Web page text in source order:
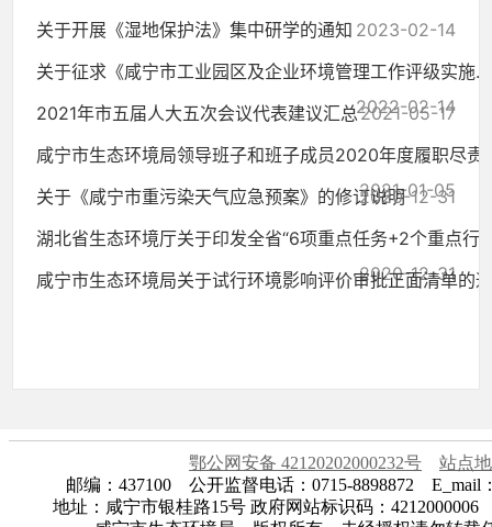
关于开展《湿地保护法》集中研学的通知 2023-02-14
关于征求《咸宁市工业园区及企业环境管理工作评级实施...
2022-02-14
2021年市五届人大五次会议代表建议汇总2021-05-17
咸宁市生态环境局领导班子和班子成员2020年度履职尽责
2021-01-05
关于《咸宁市重污染天气应急预案》的修订说明2020-12-31
湖北省生态环境厅关于印发全省“6项重点任务+2个重点行...
2020-12-31
咸宁市生态环境局关于试行环境影响评价审批正面清单的